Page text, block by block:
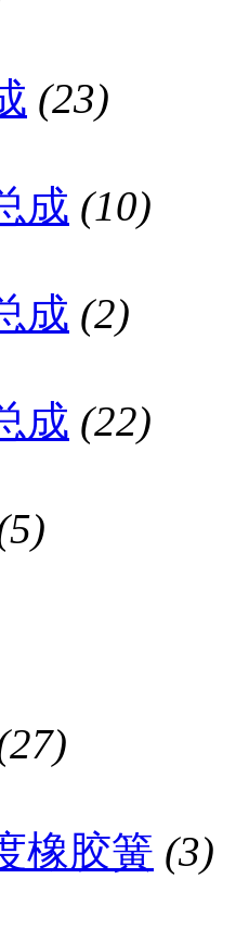
(23)
成 (10)
成 (2)
成 (22)
橡胶簧 (3)